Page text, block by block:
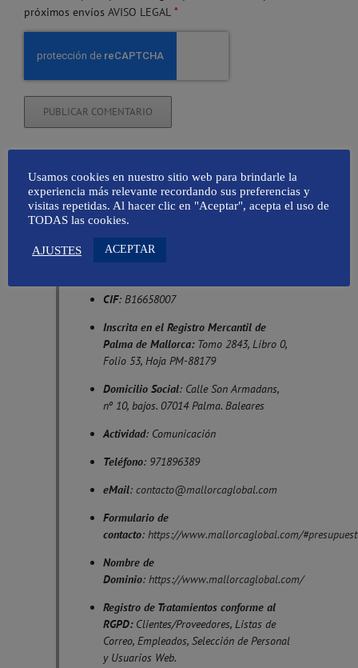
próximos envíos AVISO LEGAL *
Identidad del Responsable del Tratamiento
Denominación Social: Amapola
Comunicación SL
Nombre Comercial
CIF: B16658007
Inscrita en el Registro Mercantil de
Palma de Mallorca: Tomo 2843, Libro 0,
Folio 53, Hoja PM-88179
Domicilio Social: Calle Son Armadans,
nº 10, bajos. 07014 Palma. Baleares
Actividad: Comunicación
Teléfono: 971896389
eMail: contacto@mallorcaglobal.com
Formulario de
contacto: https://www.mallorcaglobal.com/
Nombre de
Dominio: https://www.mallorcaglobal.com/
Registro de Tratamientos conforme al
RGPD:Clientes/Proveedores, Listas de
Correo, Empleados, Selección de Personal
y Usuarios Web.
Usamos cookies en nuestro sitio web para brindarle la
experiencia más relevante recordando sus preferencias y
visitas repetidas. Al hacer clic en "Aceptar", acepta el uso de
TODAS las cookies.
AJUSTES ACEPTAR